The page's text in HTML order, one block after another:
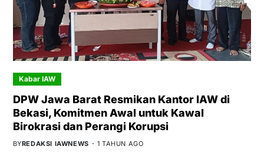
Kabar IAW
DPW Jawa Barat Resmikan Kantor IAW di
Bekasi, Komitmen Awal untuk Kawal
Birokrasi dan Perangi Korupsi
BYREDAKSI IAWNEWS 1 TAHUN AGO